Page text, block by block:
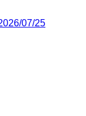
07/25